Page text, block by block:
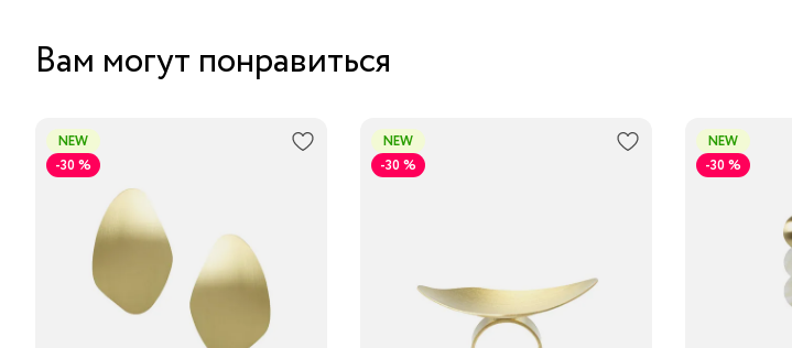
Вам могут понравиться
NEW
-30 %
NEW
-30 %
NEW
-30 %